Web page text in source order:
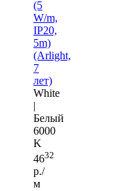
(5
W/m,
IP20,
5m)
(Arlight,
7
лет)
White
|
Белый
6000
K
4632
р./
м